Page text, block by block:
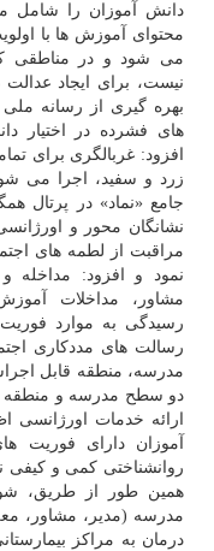
دانش آموزان را شامل
محتوای آموزش ها با
می شود و در مناطقی
نیست، برای ایجاد عدالت
بهره گیری از رسانه
های فشرده در اختیار
افزود: غربالگری برای
زرد و سفید، اجرا می
جامع «نماد» در پرتال
نشانگان محور و
مراقبت از لطمه های
نمود و افزود: مداخله
مشاور، مداخلات
رسیدگی به موارد
رسالت های مددکاری
مدرسه، منطقه قابل
دو سطح مدرسه و منطقه
ارائه خدمات
آموزان دارای فوریت
روانشناختی کمی و کیفی
همین طور از طریق،
مدرسه (مدیر، مشاور،
درمان به مراکز